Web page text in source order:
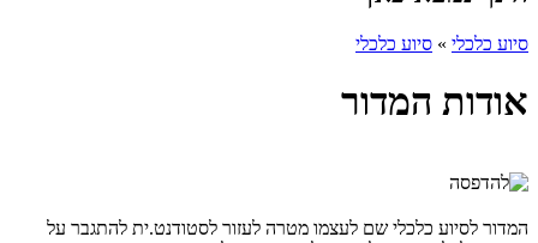
סיוע כלכלי » סיוע כלכלי
אודות המדור
המדור לסיוע כלכלי שם לעצמו מטרה לעזור לסטודנט.ית להתגבר על